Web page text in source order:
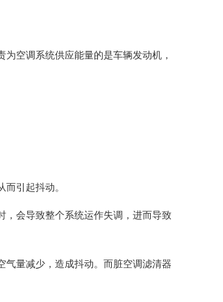
空调系统供应能量的是车辆发动机，
引起抖动。
，会导致整个系统运作失调，进而导致
气量减少，造成抖动。而脏空调滤清器